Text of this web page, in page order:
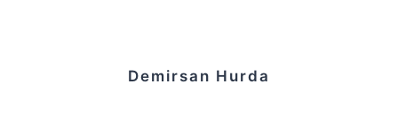
Demirsan Hurda